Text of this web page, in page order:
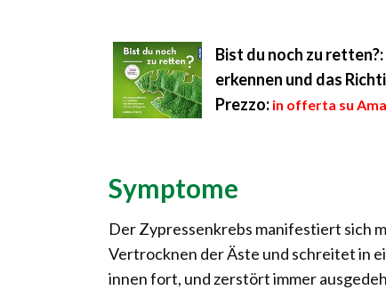
Bist du noch zu
erkennen und das
Prezzo: in offerta su
Symptome
Der Zypressenkrebs manifestiert sich
Vertrocknen der Äste und schreitet in
innen fort, und zerstört immer